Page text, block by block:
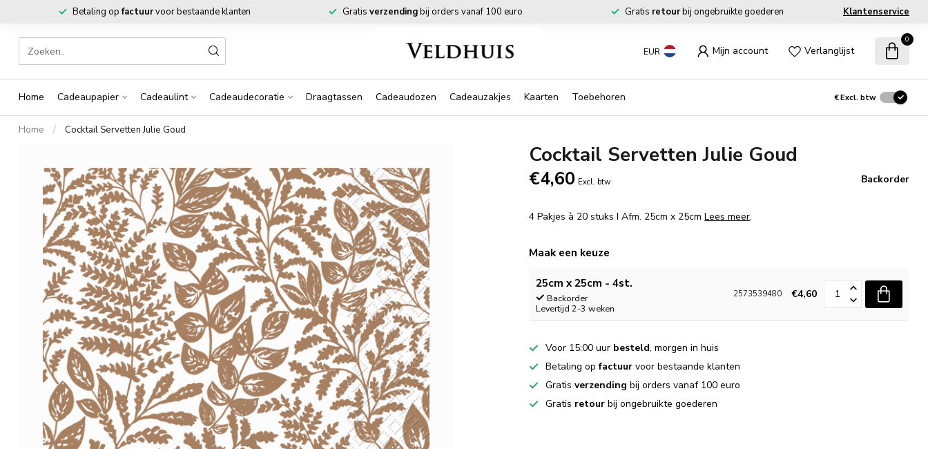
Betaling opfactuurvoor bestaande klanten Gratis verzendingbij orders vanaf 100 euro Gratis retourbij ongebruikte goederen Klantenservice
EUR Mijn account Verlanglijst
0
Home Cadeaupapier Cadeaulint Cadeaudecoratie Draagtassen Cadeaudozen Cadeauzakjes Kaarten Toebehoren €Excl. btw
Home / Cocktail Servetten Julie Goud
Cocktail Servetten Julie Goud
€4,60 Excl. btw Backorder
4 Pakjes à 20 stuks I Afm. 25cm x 25cmLees meer.
Maak een keuze
25cm x 25cm - 4st.
Backorder
Levertijd 2-3 weken
2573539480 €4,60
Voor 15:00 uur besteld, morgen in huis
Betaling opfactuur voor bestaande klanten
Gratisverzending bij orders vanaf 100 euro
Gratis retour bij ongebruikte goederen